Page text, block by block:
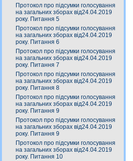
Протокол про підсумки голосування
на загальних зборах від24.04.2019
року. Питання 5
Протокол про підсумки голосування
на загальних зборах від24.04.2019
року. Питання 6
Протокол про підсумки голосування
на загальних зборах від24.04.2019
року. Питання 7
Протокол про підсумки голосування
на загальних зборах від24.04.2019
року. Питання 8
Протокол про підсумки голосування
на загальних зборах від24.04.2019
року. Питання 9
Протокол про підсумки голосування
на загальних зборах від24.04.2019
року. Питання 9
Протокол про підсумки голосування
на загальних зборах від24.04.2019
року. Питання 10